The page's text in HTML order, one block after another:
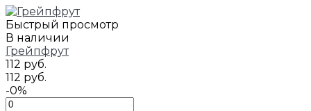
Быстрый просмотр
В наличии
Грейпфрут
112 руб.
112 руб.
-0%